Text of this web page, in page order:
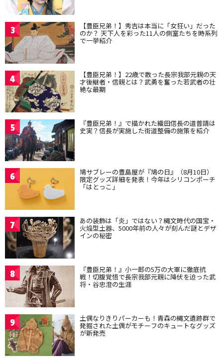
3 【豊臣兄弟！】秀吉は本当に「女狂い」だった
のか？ 天下人を彩った11人の側室たちを時系列
で一挙紹介
4 【豊臣兄弟！】22歳で散った長宗我部元親の天
才後継者・信親とは？武勇を奮った若武者の壮
絶な最期
5 『豊臣兄弟！』で描かれた織田信長の道普請は
史実？信長が実施した街道整備の施策を紹介
6 鳩サブレーの豊島屋が『鳩の日』（8月10日）
限定グッズ詳細を発表！今年はシリコンポーチ
「はとっこ」
7 あの装飾は「炎」ではない？縄文時代の国宝・
火焔型土器、5000年前の人々が刻んだ謎とデザ
インの秘密
8 『豊臣兄弟！』小一郎の5万の大軍に徹底抗
戦！切腹覚悟で長宗我部元親に降伏を迫った武
将・谷忠澄の生涯
9 土偶なりきりパーカーも！青森の縄文遺跡群で
発掘された土偶がモチーフのキュートなグッズ
が新発売